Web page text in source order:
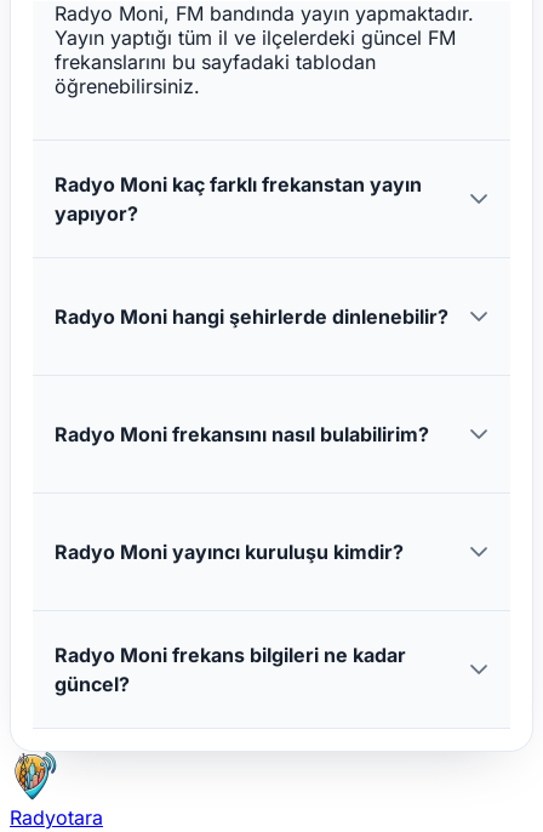
Radyo Moni, FM bandında yayın yapmaktadır.
Yayın yaptığı tüm il ve ilçelerdeki güncel FM
frekanslarını bu sayfadaki tablodan
öğrenebilirsiniz.
Radyo Moni kaç farklı frekanstan yayın
yapıyor?
Radyo Moni hangi şehirlerde dinlenebilir?
Radyo Moni frekansını nasıl bulabilirim?
Radyo Moni yayıncı kuruluşu kimdir?
Radyo Moni frekans bilgileri ne kadar
güncel?
Radyotara